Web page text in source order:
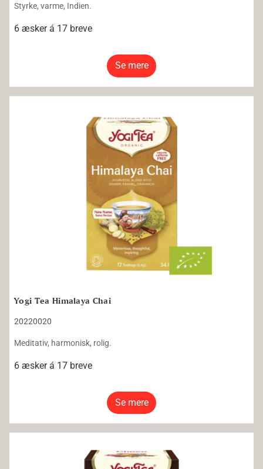
Styrke, varme, Indien.
6 æsker á 17 breve
Se mere
Yogi Tea Himalaya Chai
20220020
Meditativ, harmonisk, rolig.
6 æsker á 17 breve
Se mere